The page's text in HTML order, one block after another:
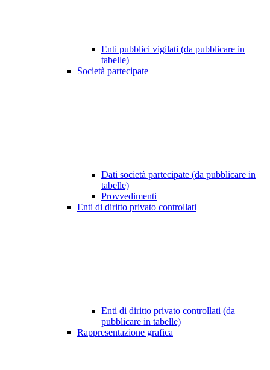
Enti pubblici vigilati (da pubblicare in
tabelle)
Società partecipate
Dati società partecipate (da pubblicare in
tabelle)
Provvedimenti
Enti di diritto privato controllati
Enti di diritto privato controllati (da
pubblicare in tabelle)
Rappresentazione grafica